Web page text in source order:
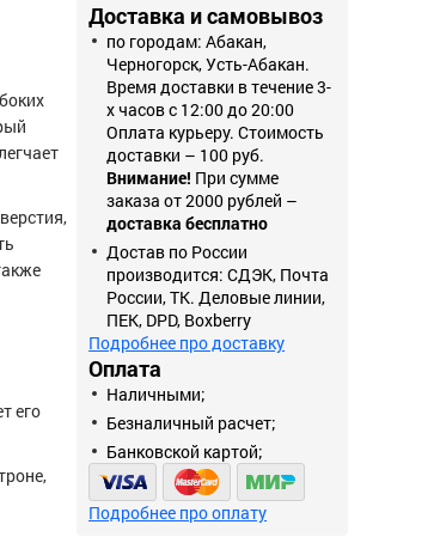
его
Доставка и самовывоз
по городам: Абакан,
Черногорск, Усть-Абакан.
Время доставки в течение 3-
х часов с 12:00 до 20:00
Оплата курьеру. Стоимость
доставки – 100 руб.
Внимание! При сумме
заказа от 2000 рублей –
доставка бесплатно
Достав по России
производится: СДЭК, Почта
России, ТК. Деловые линии,
ПЕК, DPD, Boxberry
Подробнее про доставку
Оплата
Наличными;
Безналичный расчет;
Банковской картой;
Подробнее про оплату